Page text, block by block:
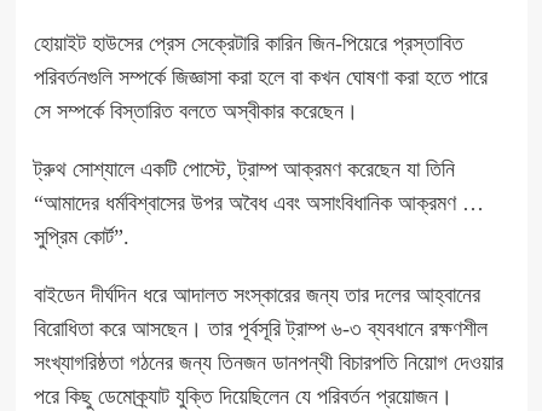
হোয়াইট হাউসের প্রেস সেক্রেটারি কারিন জিন-পিয়েরে প্রস্তাবিত
পরিবর্তনগুলি সম্পর্কে জিজ্ঞাসা করা হলে বা কখন ঘোষণা করা হতে পারে
সে সম্পর্কে বিস্তারিত বলতে অস্বীকার করেছেন।
ট্রুথ সোশ্যালে একটি পোস্টে, ট্রাম্প আক্রমণ করেছেন যা তিনি
“আমাদের ধর্মবিশ্বাসের উপর অবৈধ এবং অসাংবিধানিক আক্রমণ …
সুপ্রিম কোর্ট”.
বাইডেন দীর্ঘদিন ধরে আদালত সংস্কারের জন্য তার দলের আহ্বানের
বিরোধিতা করে আসছেন। তার পূর্বসূরি ট্রাম্প ৬-৩ ব্যবধানে রক্ষণশীল
সংখ্যাগরিষ্ঠতা গঠনের জন্য তিনজন ডানপন্থী বিচারপতি নিয়োগ দেওয়ার
পরে কিছু ডেমোক্র্যাট যুক্তি দিয়েছিলেন যে পরিবর্তন প্রয়োজন।